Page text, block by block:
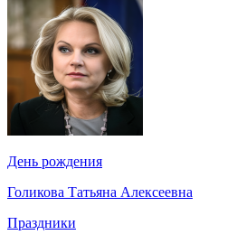
День рождения
Голикова Татьяна Алексеевна
Праздники